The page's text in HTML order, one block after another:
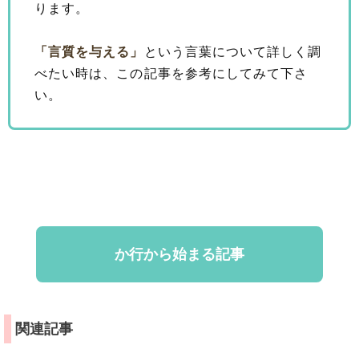
ります。
「言質を与える」
という言葉について詳しく調
べたい時は、この記事を参考にしてみて下さ
い。
か行から始まる記事
関連記事